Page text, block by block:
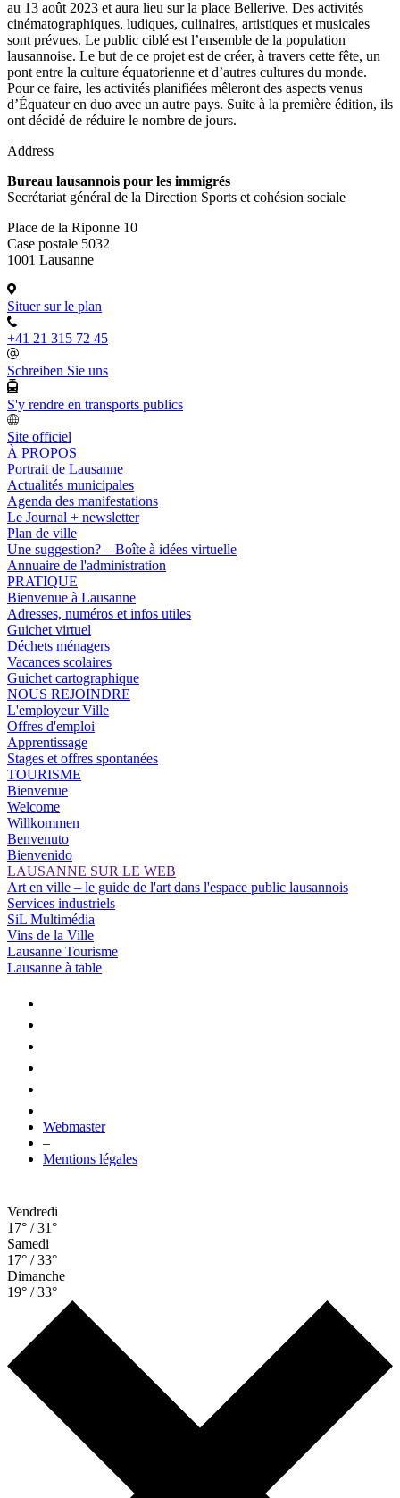
au 13 août 2023 et aura lieu sur la place Bellerive. Des activités
cinématographiques, ludiques, culinaires, artistiques et musicales
sont prévues. Le public ciblé est l’ensemble de la population
lausannoise. Le but de ce projet est de créer, à travers cette fête, un
pont entre la culture équatorienne et d’autres cultures du monde.
Pour ce faire, les activités planifiées mêleront des aspects venus
d’Équateur en duo avec un autre pays. Suite à la première édition, ils
ont décidé de réduire le nombre de jours.
Address
Bureau lausannois pour les immigrés
Secrétariat général de la Direction Sports et cohésion sociale
Place de la Riponne 10
Case postale 5032
1001 Lausanne
Situer sur le plan
+41 21 315 72 45
Schreiben Sie uns
S'y rendre en transports publics
Site officiel
À PROPOS
Portrait de Lausanne
Actualités municipales
Agenda des manifestations
Le Journal + newsletter
Plan de ville
Une suggestion? – Boîte à idées virtuelle
Annuaire de l'administration
PRATIQUE
Bienvenue à Lausanne
Adresses, numéros et infos utiles
Guichet virtuel
Déchets ménagers
Vacances scolaires
Guichet cartographique
NOUS REJOINDRE
L'employeur Ville
Offres d'emploi
Apprentissage
Stages et offres spontanées
TOURISME
Bienvenue
Welcome
Willkommen
Benvenuto
Bienvenido
LAUSANNE SUR LE WEB
Art en ville – le guide de l'art dans l'espace public lausannois
Services industriels
SiL Multimédia
Vins de la Ville
Lausanne Tourisme
Lausanne à table
Webmaster
–
Mentions légales
Vendredi
17° / 31°
Samedi
17° / 33°
Dimanche
19° / 33°